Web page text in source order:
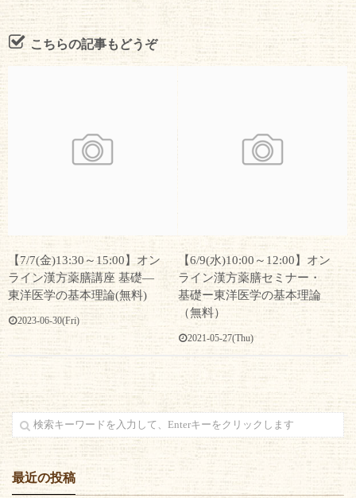
こちらの記事もどうぞ
【7/7(金)13:30～15:00】オン
ライン漢方薬膳講座 基礎―
東洋医学の基本理論(無料)
2023-06-30(Fri)
【6/9(水)10:00～12:00】オン
ライン漢方薬膳セミナー・
基礎ー東洋医学の基本理論
（無料）
2021-05-27(Thu)
最近の投稿